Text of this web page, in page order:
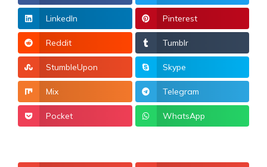
LinkedIn Pinterest
Reddit Tumblr
StumbleUpon Skype
Mix Telegram
Pocket WhatsApp